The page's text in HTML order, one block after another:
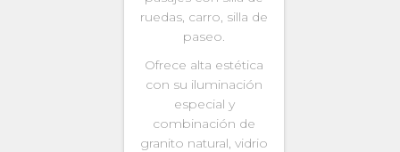
ruedas, carro, silla de
paseo.
Ofrece alta estética
con su iluminación
especial y
combinación de
granito natural, vidrio